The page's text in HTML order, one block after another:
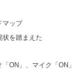
マップ
状を踏まえた
ON」、マイク「ON」